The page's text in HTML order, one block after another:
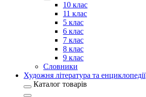
10 клас
11 клас
5 клас
6 клас
7 клас
8 клас
9 клас
Словники
Художня література та енциклопедії
Каталог товарів